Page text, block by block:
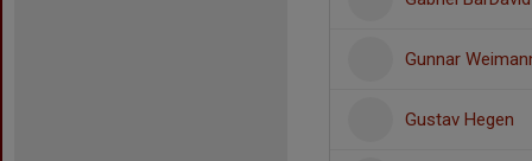
Gunnar
Gustav Hegen